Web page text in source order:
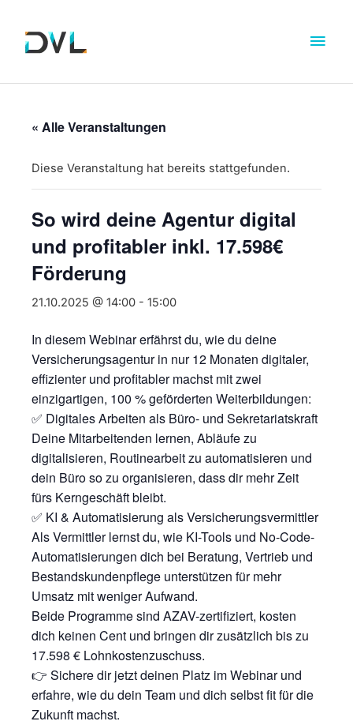
« Alle Veranstaltungen
Diese Veranstaltung hat bereits stattgefunden.
So wird deine Agentur digital
und profitabler inkl. 17.598€
Förderung
21.10.2025 @ 14:00 - 15:00
In diesem Webinar erfährst du, wie du deine
Versicherungsagentur in nur 12 Monaten digitaler,
effizienter und profitabler machst mit zwei
einzigartigen, 100 % geförderten Weiterbildungen:
✅ Digitales Arbeiten als Büro- und Sekretariatskraft
Deine Mitarbeitenden lernen, Abläufe zu
digitalisieren, Routinearbeit zu automatisieren und
dein Büro so zu organisieren, dass dir mehr Zeit
fürs Kerngeschäft bleibt.
✅ KI & Automatisierung als Versicherungsvermittler
Als Vermittler lernst du, wie KI-Tools und No-Code-
Automatisierungen dich bei Beratung, Vertrieb und
Bestandskundenpflege unterstützen für mehr
Umsatz mit weniger Aufwand.
Beide Programme sind AZAV-zertifiziert, kosten
dich keinen Cent und bringen dir zusätzlich bis zu
17.598 € Lohnkostenzuschuss.
👉 Sichere dir jetzt deinen Platz im Webinar und
erfahre, wie du dein Team und dich selbst fit für die
Zukunft machst.